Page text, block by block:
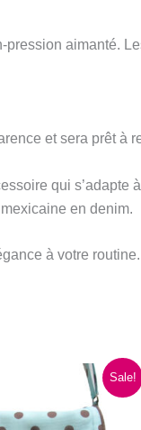
pression aimanté.
et sera prêt à
qui s’adapte
en denim.
à votre routine.
Sale!